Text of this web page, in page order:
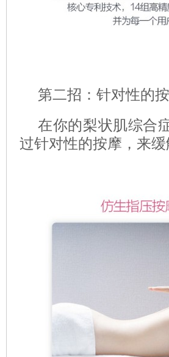
第二招：针对性的
在你的梨状肌综合
过针对性的按摩，来缓